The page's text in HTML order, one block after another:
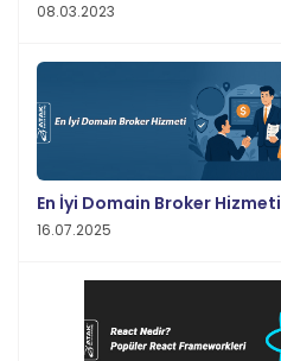
08.03.2023
En İyi Domain Broker Hizmeti
16.07.2025